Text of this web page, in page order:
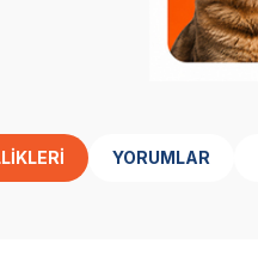
YORUMLAR